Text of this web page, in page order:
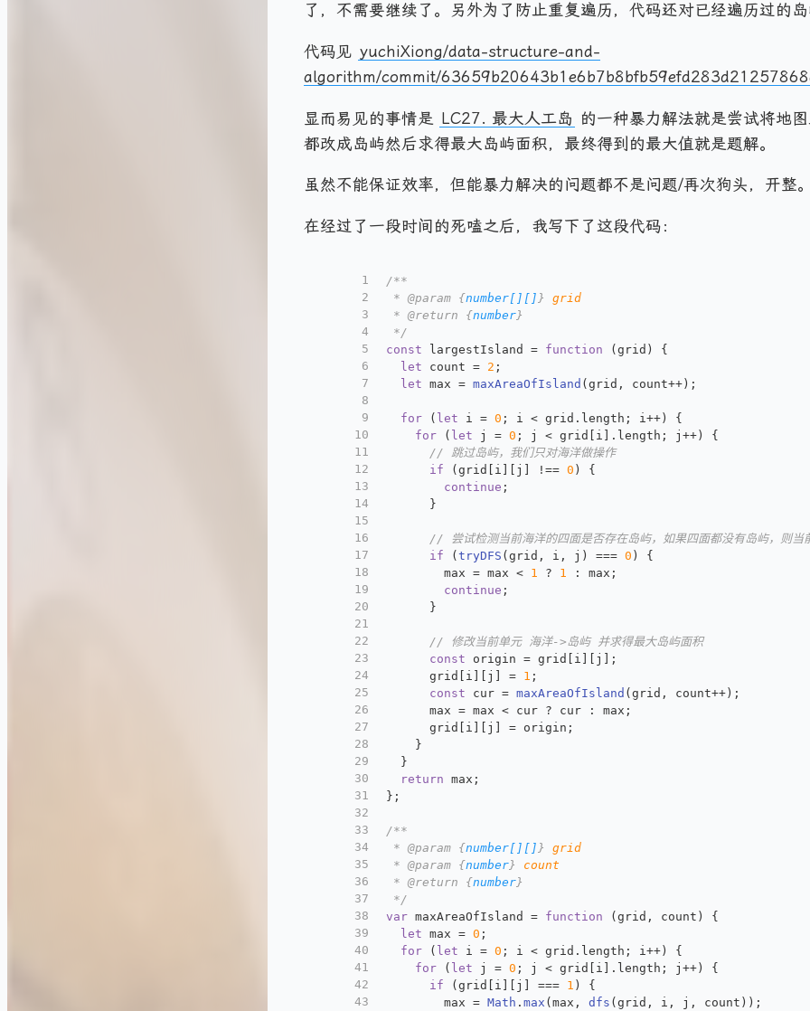
了，不需要继续了。另外为了防止重复遍历，代码还对已经遍历过的岛
代码见 yuchiXiong/data-structure-and-
algorithm/commit/
显而易见的事情是 LC27. 最大人工岛 的一种暴力解法就是尝试将地
都改成岛屿然后求得最大岛屿面积，最终得到的最大值就是题解。
虽然不能保证效率，但能暴力解决的问题都不是问题/再次狗头，开整。
在经过了一段时间的死嗑之后，我写下了这段代码：
1
2
3
4
5
6
7
8
9
10
11
12
13
14
15
16
17
18
19
20
21
22
23
24
25
26
27
28
29
30
31
32
33
34
35
36
37
38
39
40
41
42
43
/**
* @param {number[][] } grid
* @return {number}
*/
const largestIsland = function (grid ) {
let count = 2 ;
let max = maxAreaOfIsland (grid, count++);
for ( let i = 0 ; i < grid. length ; i++) {
for ( let j = 0 ; j < grid[i]. length ; j++) {
// 跳过岛屿，我们只对海洋做操作
if (grid[i][j] !== 0 ) {
continue ;
      }
// 尝试检测当前海洋的四面是否存在岛屿，如果四面都没有岛屿，则当
if (tryDFS (grid, i, j) === 0 ) {
        max = max <
1 ? 1
: max;
continue ;
      }
// 修改当前单元 海洋->岛屿 并求得最大岛屿面积
const origin = grid[i][j];
      grid[i][j] =
1 ;
const cur = maxAreaOfIsland (grid, count++);
      max = max < cur ? cur : max;
      grid[i][j] = origin;
    }
  }
return max;
};
/**
* @param {number[][] } grid
* @param {number} count
* @return {number}
*/
var maxAreaOfIsland = function (grid, count ) {
let max = 0 ;
for ( let i = 0 ; i < grid. length ; i++) {
for ( let j = 0 ; j < grid[i]. length ; j++) {
if (grid[i][j] === 1 ) {
        max =
Math .max (max, dfs (grid, i, j, count));